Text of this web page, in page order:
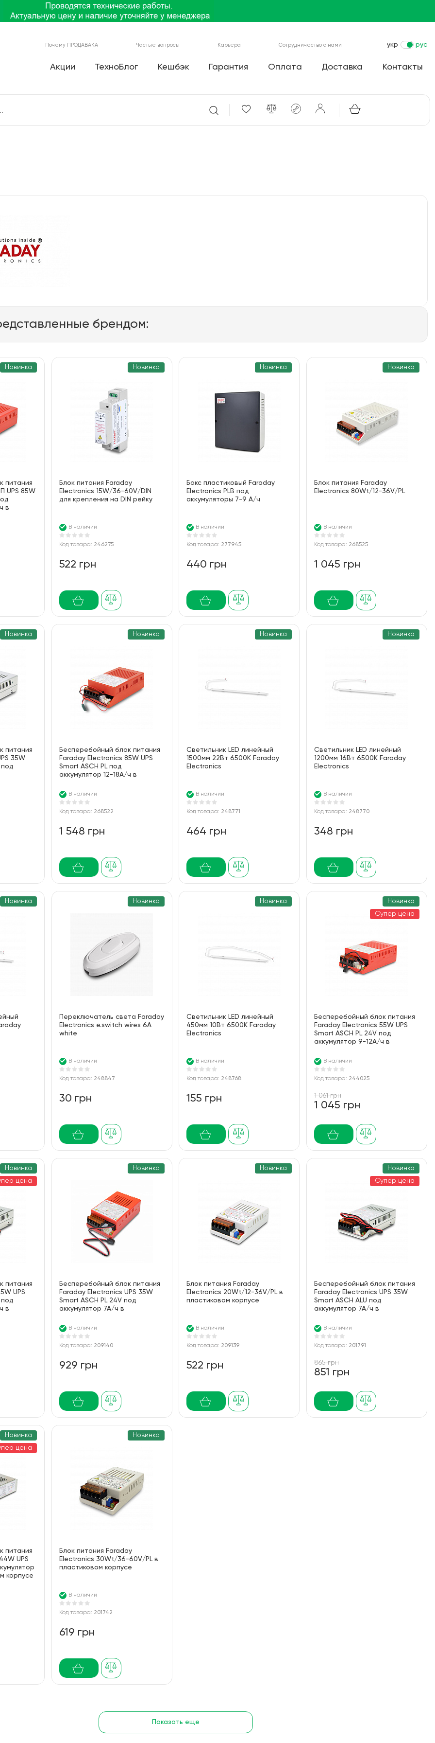
Почему ПРОДАВАКА Частые вопросы Карьера Сотрудничество с нами укр рус
Акции ТехноБлог Кешбэк Гарантия Оплата Доставка Контакты
брендом:
Новинка
питания
UPS 85W
в
Новинка
Блок питания Faraday
Electronics 15W/36-60V/DIN
для крепления на DIN рейку
В наличии
Код товара: 246275
522 грн
Новинка
Бокс пластиковый Faraday
Electronics PLB под
аккумуляторы 7-9 А/ч
В наличии
Код товара: 277945
440 грн
Новинка
Блок питания Faraday
Electronics 80Wt/12-36V/PL
В наличии
Код товара: 268525
1 045 грн
Новинка
питания
35W
под
Новинка
Бесперебойный блок питания
Faraday Electronics 85W UPS
Smart ASCH PL под
аккумулятор 12-18А/ч в
В наличии
Код товара: 268522
1 548 грн
Новинка
Cветильник LED линейный
1500мм 22Вт 6500K Faraday
Electronics
В наличии
Код товара: 248771
464 грн
Новинка
Cветильник LED линейный
1200мм 16Вт 6500K Faraday
Electronics
В наличии
Код товара: 248770
348 грн
Новинка Новинка
Переключатель света Faraday
Electronics e.switch wires 6A
white
В наличии
Код товара: 248847
30 грн
Новинка
Cветильник LED линейный
450мм 10Вт 6500K Faraday
Electronics
В наличии
Код товара: 248768
155 грн
Новинка
Супер цена
Бесперебойный блок питания
Faraday Electronics 55W UPS
Smart ASCH PL 24V под
аккумулятор 9-12А/ч в
В наличии
Код товара: 244025
1 061 грн
1 045 грн
Новинка
цена
питания
UPS
под
в
Новинка
Бесперебойный блок питания
Faraday Electronics UPS 35W
Smart ASCH PL 24V под
аккумулятор 7А/ч в
В наличии
Код товара: 209140
929 грн
Новинка
Блок питания Faraday
Electronics 20Wt/12-36V/PL в
пластиковом корпусе
В наличии
Код товара: 209139
522 грн
Новинка
Супер цена
Бесперебойный блок питания
Faraday Electronics UPS 35W
Smart ASCH ALU под
аккумулятор 7А/ч в
В наличии
Код товара: 201791
865 грн
851 грн
Новинка
цена
питания
UPS
корпусе
Новинка
Блок питания Faraday
Electronics 30Wt/36-60V/PL в
пластиковом корпусе
В наличии
Код товара: 201742
619 грн
Показать еще